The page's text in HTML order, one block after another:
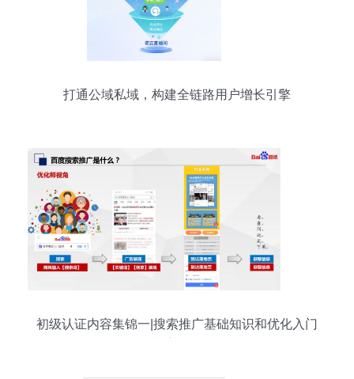
打通公域私域，构建全链路用户增长引擎
初级认证内容集锦一|搜索推广基础知识和优化入门